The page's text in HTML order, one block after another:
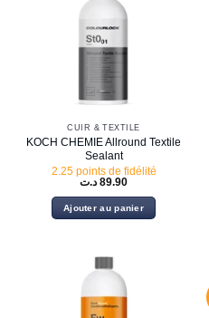
CUIR & TEXTILE
KOCH CHEMIE Allround Textile
Sealant
2.25 points de fidélité
89.90 د.ت
Ajouter au panier